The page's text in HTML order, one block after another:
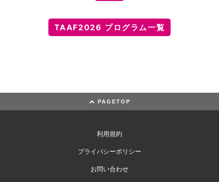
TAAF2026 プログラム一覧
PAGETOP
利用規約
プライバシーポリシー
お問い合わせ